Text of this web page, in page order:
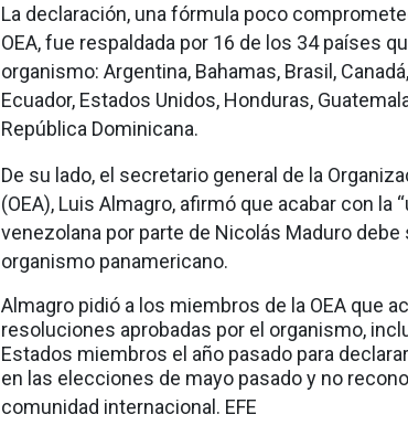
La declaración, una fórmula poco
OEA, fue respaldada por 16 de los 34 países
organismo: Argentina, Bahamas, Brasil,
Ecuador, Estados Unidos, Honduras,
República Dominicana.
De su lado, el secretario general de la
(OEA), Luis Almagro, afirmó que acabar con la
venezolana por parte de Nicolás Maduro debe
organismo panamericano.
Almagro pidió a los miembros de la OEA que
resoluciones aprobadas por el organismo,
Estados miembros el año pasado para
en las elecciones de mayo pasado y no
comunidad internacional. EFE